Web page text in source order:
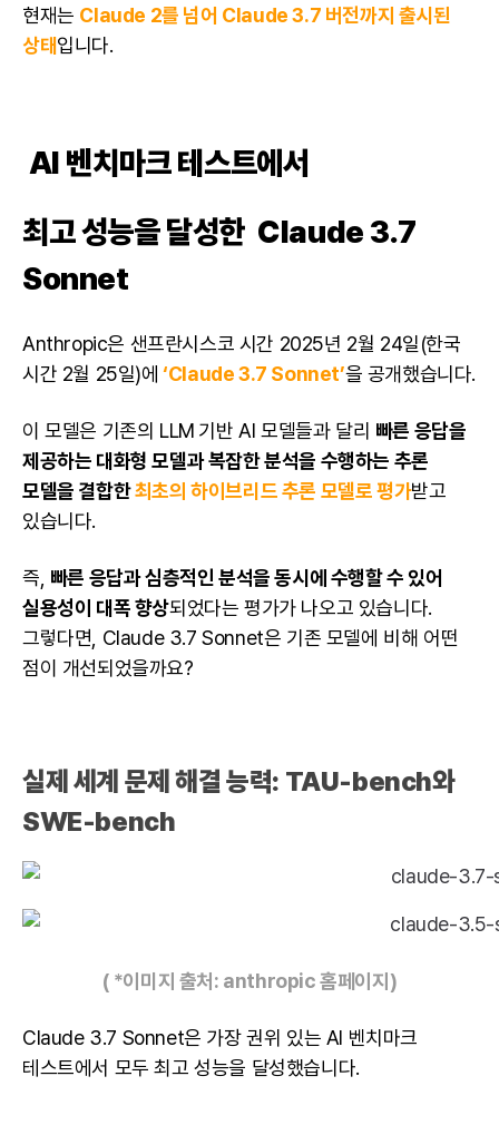
현재는 Claude 2를 넘어 Claude 3.7 버전까지 출시된
상태입니다.
AI 벤치마크 테스트에서
최고 성능을 달성한 Claude 3.7
Sonnet
Anthropic은 샌프란시스코 시간 2025년 2월 24일(한국
시간 2월 25일)에 ‘Claude 3.7 Sonnet’을 공개했습니다.
이 모델은 기존의 LLM 기반 AI 모델들과 달리 빠른 응답을
제공하는 대화형 모델과 복잡한 분석을 수행하는 추론
모델을 결합한최초의 하이브리드 추론 모델로 평가받고
있습니다.
즉, 빠른 응답과 심층적인 분석을 동시에 수행할 수 있어
실용성이 대폭 향상되었다는 평가가 나오고 있습니다.
그렇다면, Claude 3.7 Sonnet은 기존 모델에 비해 어떤
점이 개선되었을까요?
실제 세계 문제 해결 능력: TAU-bench와
SWE-bench
( *이미지 출처: anthropic 홈페이지)
Claude 3.7 Sonnet은 가장 권위 있는 AI 벤치마크
테스트에서 모두 최고 성능을 달성했습니다.